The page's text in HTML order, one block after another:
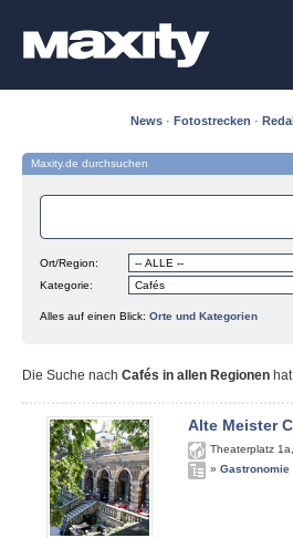
News · Fotostrecken ·
Maxity.de durchsuchen
Ort/Region:
Kategorie:
Alles auf einen Blick: Orte und Kategorien
Die Suche nach Cafés in allen Regionen hat
Alte Meister
Theaterplatz 1a
» Gastronomie